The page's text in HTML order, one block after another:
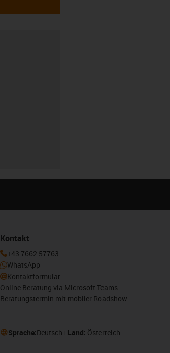
Kontakt
+43 7662 57763
WhatsApp
Kontaktformular
Online Beratung via Microsoft Teams
Beratungstermin mit mobiler Roadshow
Sprache:Deutsch Land: Österreich